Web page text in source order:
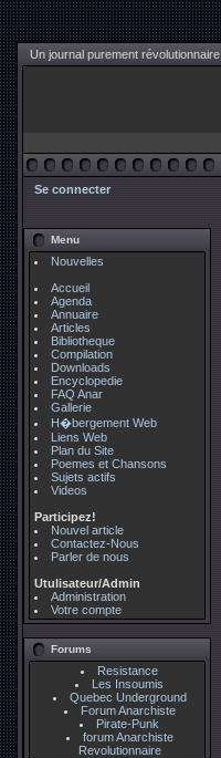
Un journal purement révolutionnaire
Se connecter
Menu
Nouvelles
Accueil
Agenda
Annuaire
Articles
Bibliotheque
Compilation
Downloads
Encyclopedie
FAQ Anar
Gallerie
H�bergement Web
Liens Web
Plan du Site
Poemes et Chansons
Sujets actifs
Videos
Participez!
Nouvel article
Contactez-Nous
Parler de nous
Utulisateur/Admin
Administration
Votre compte
Forums
Resistance
Les Insoumis
Quebec Underground
Forum Anarchiste
Pirate-Punk
forum Anarchiste
Revolutionnaire